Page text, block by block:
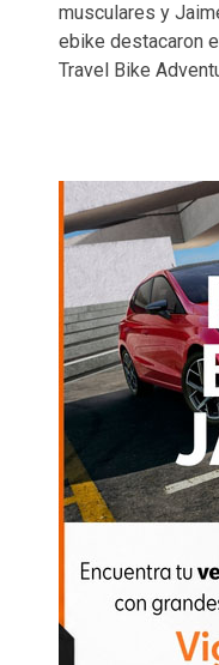
musculares y
ebike destacaron
Travel Bike